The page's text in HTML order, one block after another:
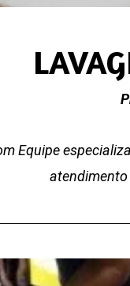
Equipe